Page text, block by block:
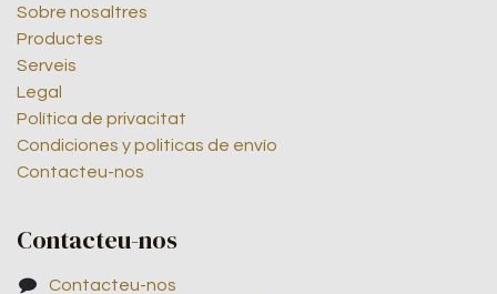
Sobre nosaltres
Productes
Serveis
Legal
Política de privacitat
Condiciones y politicas de envío
Contacteu-nos
Contacteu-nos
Contacteu-nos